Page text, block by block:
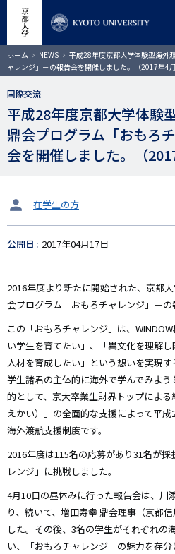
コ
テ
ン
ツ
に
移
サイト内検索
ホーム NEWS
平成28年度京都大学体験型海外
ャレンジ」－の報告会を開催しました。（2017年4月
国際交流
平成28年度京都大学体験
鼎会プログラム「おもろ
会を開催しました。（
タ
ッ
在学生の方
公開日 2017年04月17日
2016年度より新たに開始された、京都
会プログラム「おもろチャレンジ」－の
この「おもろチャレンジ」は、
い学生を育てたい」、「異文化を理解
人材を育成したい」という想いを実現す
学生諸君の主体的に海外で学んでみよ
的として、京大卒業生財界トップによ
えかい）」の全面的な支援によって平
海外渡航支援制度です。
2016年度は115名の応募があり31名が
レンジ」に挑戦しました。
4月10日の昼休みに行った報告会は、川
り、続いて、増田寿幸 鼎会理事（京都
した。その後、3名の学生がそれぞれの
い、「おもろチャレンジ」の魅力を存